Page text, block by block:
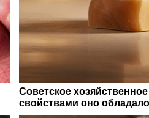
Советское
свойствами оно обладало